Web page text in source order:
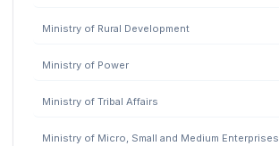
Ministry of Rural Development
Ministry of Power
Ministry of Tribal Affairs
Ministry of Micro, Small and Medium Enterprises